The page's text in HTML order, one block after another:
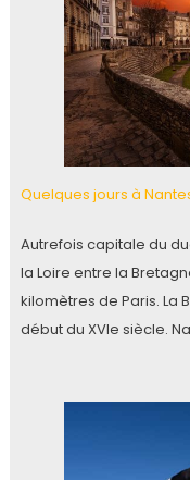
Quelques jours à
Autrefois capitale du
la Loire entre la
kilomètres de Paris. La
début du XVIe siècle.